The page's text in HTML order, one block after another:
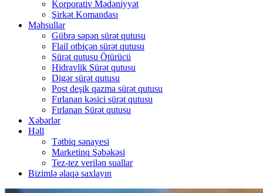
Korporativ Mədəniyyət
Şirkət Komandası
Məhsullar
Gübrə səpən sürət qutusu
Flail otbiçən sürət qutusu
Sürət qutusu Ötürücü
Hidravlik Sürət qutusu
Digər sürət qutusu
Post deşik qazma sürət qutusu
Fırlanan kəsici sürət qutusu
Fırlanan Sürət qutusu
Xəbərlər
Həll
Tətbiq sənayesi
Marketinq Şəbəkəsi
Tez-tez verilən suallar
Bizimlə əlaqə saxlayın